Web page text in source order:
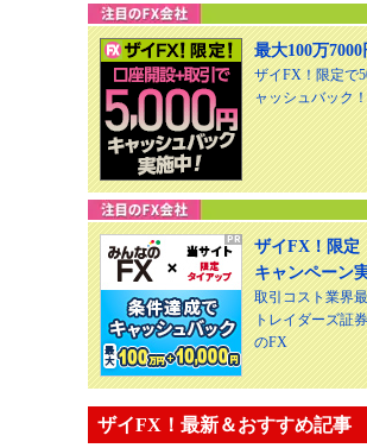
最大100万7000
ザイFX！限定で
ャッシュバック！
ザイFX！限定
キャンペーン
取引コスト業界
トレイダーズ証
のFX
ザイFX！最新＆おすすめ記事